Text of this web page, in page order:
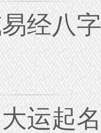
经八字
运起名